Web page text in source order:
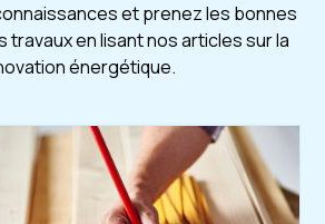
et prenez les bonnes
travaux en lisant nos articles sur la
énergétique.